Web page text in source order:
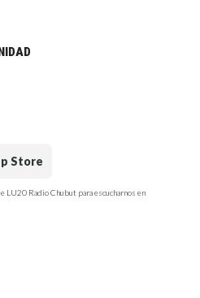
Store
LU20 Radio Chubut para escucharnos en